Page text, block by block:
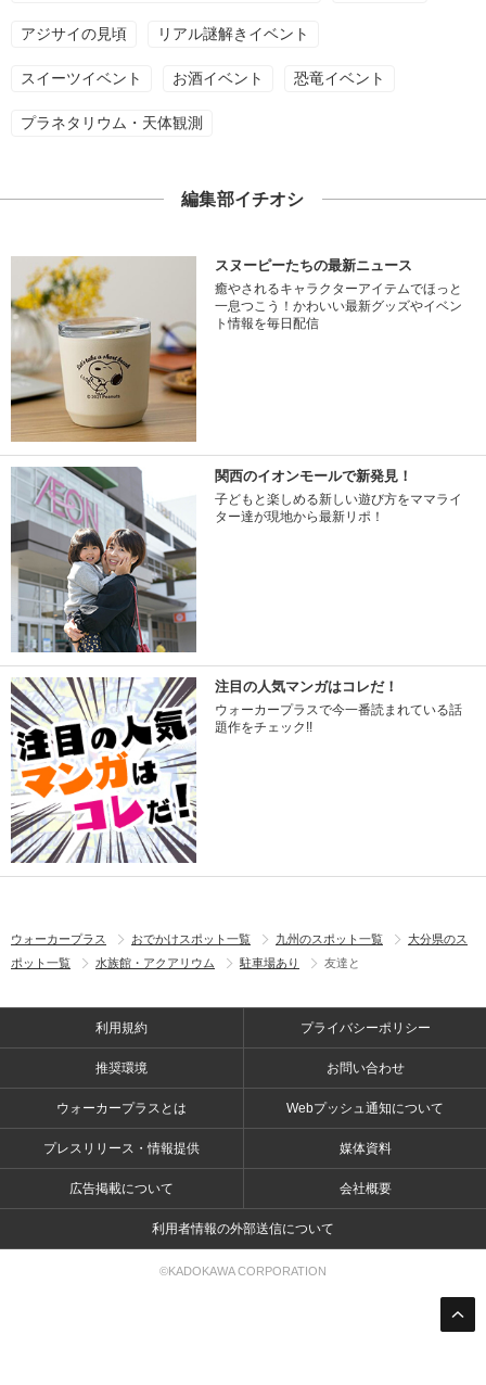
アジサイの見頃 リアル謎解きイベント
スイーツイベント お酒イベント 恐竜イベント
プラネタリウム・天体観測
編集部イチオシ
スヌーピーたちの最新ニュース
癒やされるキャラクターアイテムでほっと
一息つこう！かわいい最新グッズやイベン
ト情報を毎日配信
関西のイオンモールで新発見！
子どもと楽しめる新しい遊び方をママライ
ター達が現地から最新リポ！
注目の人気マンガはコレだ！
ウォーカープラスで今一番読まれている話
題作をチェック!!
ウォーカープラス おでかけスポット一覧 九州のスポット一覧
大分県のス
ポット一覧
水族館・アクアリウム 駐車場あり 友達と
利用規約 プライバシーポリシー
推奨環境 お問い合わせ
ウォーカープラスとは Webプッシュ通知について
プレスリリース・情報提供 媒体資料
広告掲載について 会社概要
利用者情報の外部送信について
©KADOKAWA CORPORATION